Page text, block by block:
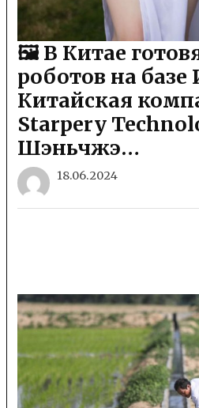
🖼 В Китае
роботов на базе
Китайская
Starpery
Шэньчжэ…
18.06.2024